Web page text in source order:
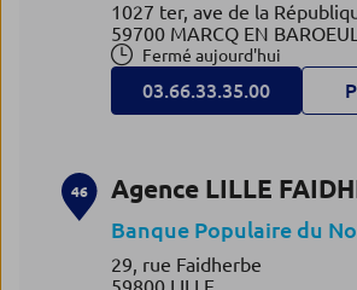
1027 ter, ave de la
59700 MARCQ EN BAROEUL
Fermé aujourd'hui
03.66.33.35.00
46 Agence LILLE
Banque Populaire du
29, rue Faidherbe